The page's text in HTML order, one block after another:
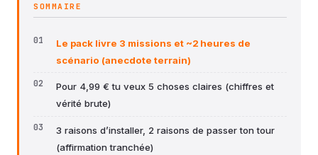
SOMMAIRE
Le pack livre 3 missions et ~2 heures de
scénario (anecdote terrain)
Pour 4,99 € tu veux 5 choses claires (chiffres et
vérité brute)
3 raisons d’installer, 2 raisons de passer ton tour
(affirmation tranchée)